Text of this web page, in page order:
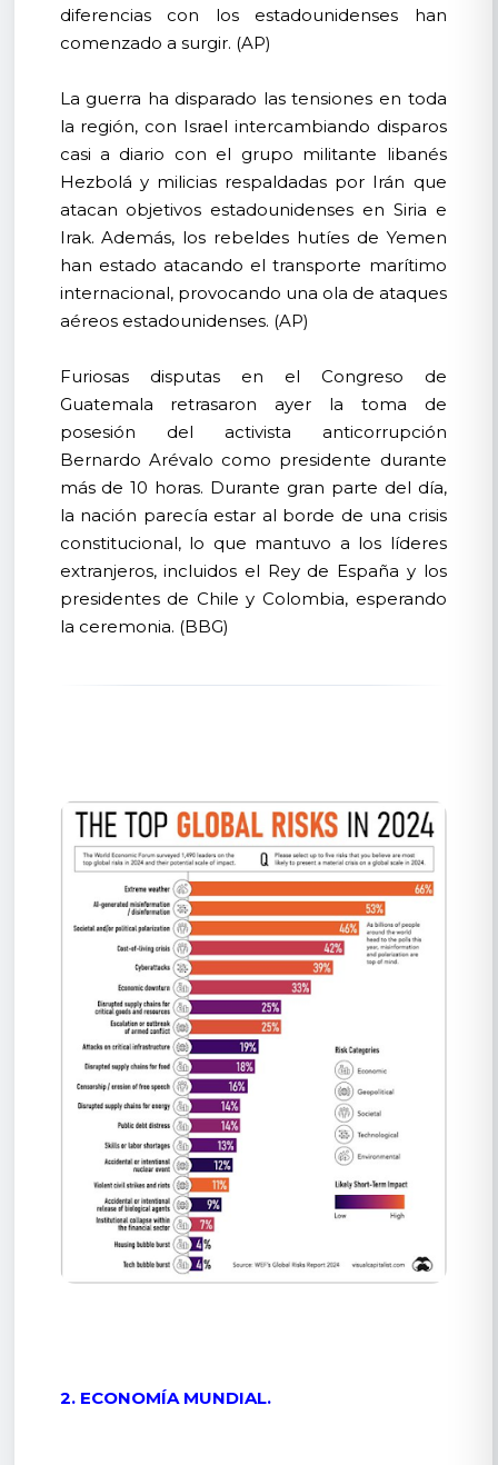
diferencias con los estadounidenses han
comenzado a surgir. (AP)
La guerra ha disparado las tensiones en toda
la región, con Israel intercambiando disparos
casi a diario con el grupo militante libanés
Hezbolá y milicias respaldadas por Irán que
atacan objetivos estadounidenses en Siria e
Irak. Además, los rebeldes hutíes de Yemen
han estado atacando el transporte marítimo
internacional, provocando una ola de ataques
aéreos estadounidenses. (AP)
Furiosas disputas en el Congreso de
Guatemala retrasaron ayer la toma de
posesión del activista anticorrupción
Bernardo Arévalo como presidente durante
más de 10 horas. Durante gran parte del día,
la nación parecía estar al borde de una crisis
constitucional, lo que mantuvo a los líderes
extranjeros, incluidos el Rey de España y los
presidentes de Chile y Colombia, esperando
la ceremonia. (BBG)
2. ECONOMÍA MUNDIAL.